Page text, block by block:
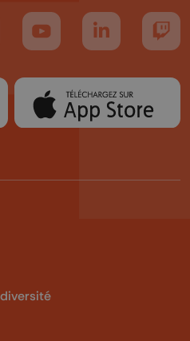
Instagram
nous sur TikTok
Suivez-nous sur YouTube
Suivez-nous